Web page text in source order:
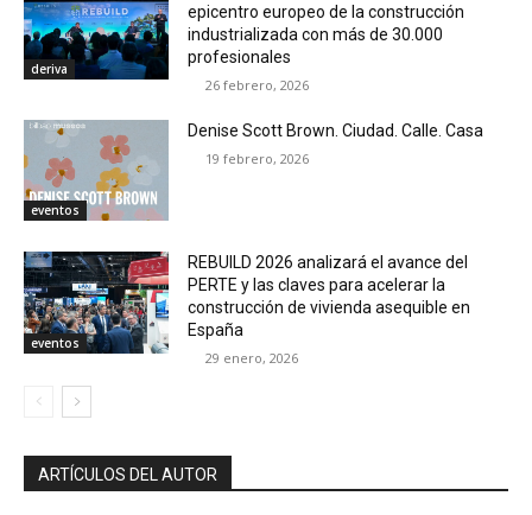
deriva
epicentro europeo de la construcción
industrializada con más de 30.000
profesionales
26 febrero, 2026
eventos
Denise Scott Brown. Ciudad. Calle. Casa
19 febrero, 2026
eventos
REBUILD 2026 analizará el avance del
PERTE y las claves para acelerar la
construcción de vivienda asequible en
España
29 enero, 2026
ARTÍCULOS DEL AUTOR